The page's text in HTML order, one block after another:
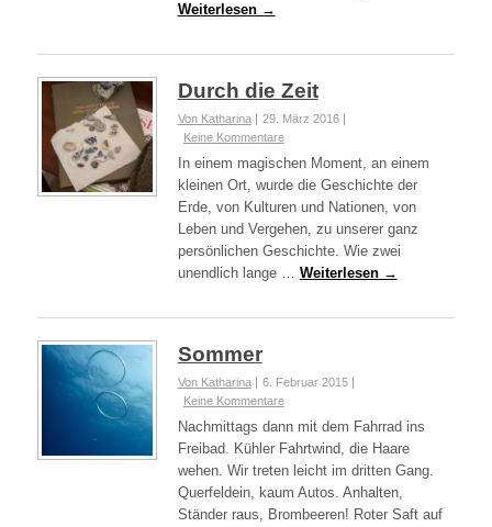
Weiterlesen →
Durch die Zeit
Von Katharina
29. März 2016
Keine Kommentare
In einem magischen Moment, an einem
kleinen Ort, wurde die Geschichte der
Erde, von Kulturen und Nationen, von
Leben und Vergehen, zu unserer ganz
persönlichen Geschichte. Wie zwei
unendlich lange … Weiterlesen →
Sommer
Von Katharina
6. Februar 2015
Keine Kommentare
Nachmittags dann mit dem Fahrrad ins
Freibad. Kühler Fahrtwind, die Haare
wehen. Wir treten leicht im dritten Gang.
Querfeldein, kaum Autos. Anhalten,
Ständer raus, Brombeeren! Roter Saft auf